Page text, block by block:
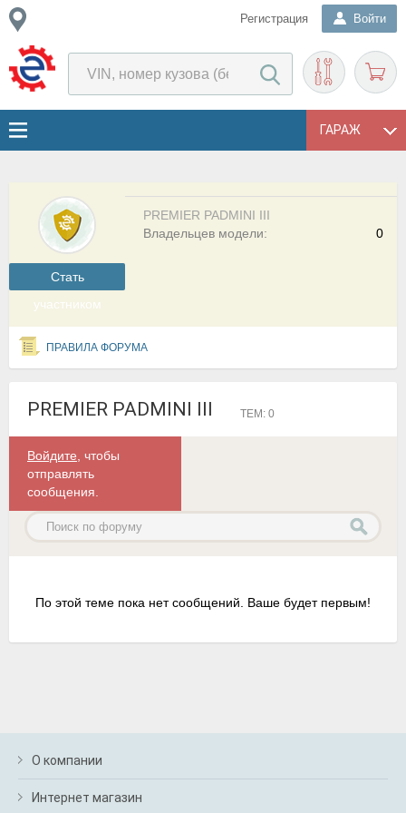
Регистрация Войти
ГАРАЖ
Cтать
участником
PREMIER PADMINI III
0
Владельцев модели:
ПРАВИЛА ФОРУМА
PREMIER PADMINI III ТЕМ: 0
Войдите , чтобы
отправлять
сообщения.
По этой теме пока нет сообщений. Ваше будет первым!
О компании
Интернет магазин